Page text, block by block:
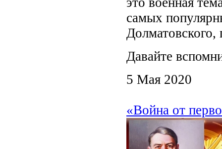
самых
Давайте
5 Мая 2020
«Война от